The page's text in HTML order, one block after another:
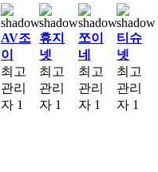
AV조
이
최고
관리
자 1
휴지
넷
최고
관리
자 1
쪼이
네
최고
관리
자 1
티슈
넷
최고
관리
자 1